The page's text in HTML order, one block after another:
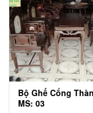
Bộ Ghế Cổng
MS: 03